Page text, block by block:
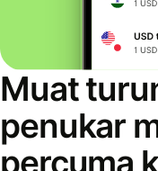
Muat
penukar
percuma